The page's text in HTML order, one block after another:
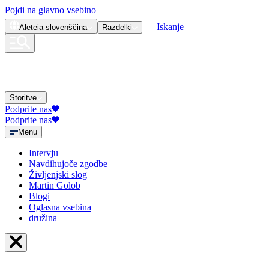
Pojdi na glavno vsebino
Aleteia slovenščina Razdelki Iskanje
Storitve
Podprite nas
Podprite nas
Menu
Intervju
Navdihujoče zgodbe
Življenjski slog
Martin Golob
Blogi
Oglasna vsebina
družina